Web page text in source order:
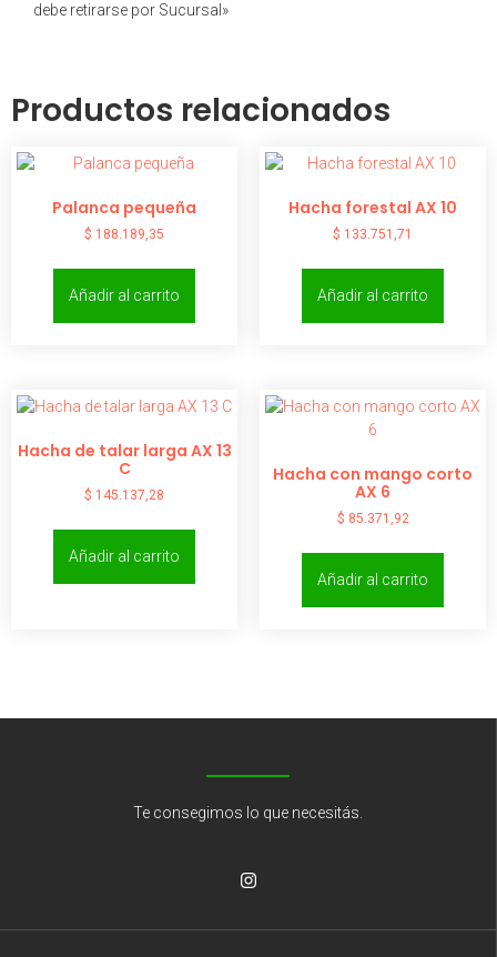
debe retirarse por Sucursal»
Productos relacionados
Palanca pequeña
$ 188.189,35
Añadir al carrito
Hacha forestal AX 10
$ 133.751,71
Añadir al carrito
Hacha de talar larga AX 13
C
$ 145.137,28
Añadir al carrito
Hacha con mango corto
AX 6
$ 85.371,92
Añadir al carrito
Te consegimos lo que necesitás.